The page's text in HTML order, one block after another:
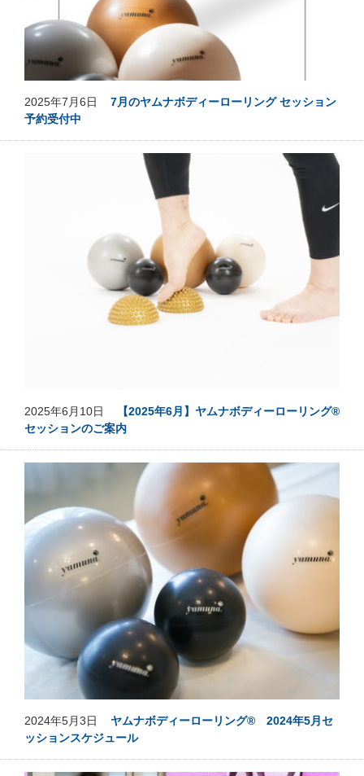
2025年7月6日 7月のヤムナボディーローリング セッション
予約受付中
2025年6月10日
【2025年6月】ヤムナボディーローリング®
セッションのご案内
2024年5月3日 ヤムナボディーローリング® 2024年5月セ
ッションスケジュール